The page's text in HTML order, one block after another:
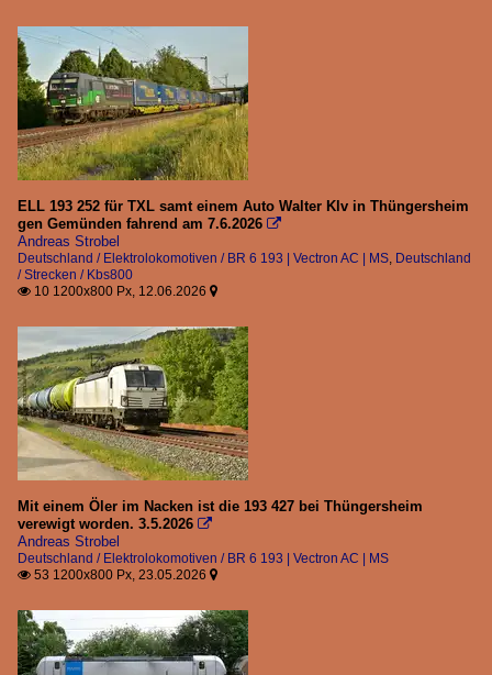
ELL 193 252 für TXL samt einem Auto Walter Klv in Thüngersheim
gen Gemünden fahrend am 7.6.2026 
Andreas Strobel
Deutschland / Elektrolokomotiven / BR 6 193 | Vectron AC | MS, Deutschland
/ Strecken / Kbs800
 10 1200x800 Px, 12.06.2026 
Mit einem Öler im Nacken ist die 193 427 bei Thüngersheim
verewigt worden. 3.5.2026 
Andreas Strobel
Deutschland / Elektrolokomotiven / BR 6 193 | Vectron AC | MS
 53 1200x800 Px, 23.05.2026 